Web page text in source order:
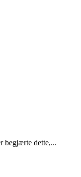
begjærte dette,...